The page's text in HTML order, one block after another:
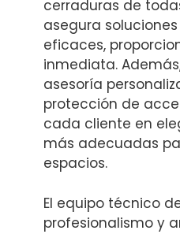
cerraduras de
asegura
eficaces,
inmediata.
asesoría
protección de
cada cliente en
más adecuadas
espacios.
El equipo técnico
profesionalismo y